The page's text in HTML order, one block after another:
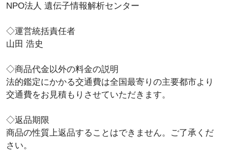
DNA鑑定検査一覧
DNA鑑定の品目一覧
個人鑑定
兄弟姉妹鑑定
同一人鑑定
血液鑑定
NPO法人 遺伝子情報解析センター
◇運営統括責任者
山田 浩史
◇商品代金以外の料金の説明
法的鑑定にかかる交通費は全国最寄りの主要都市より
交通費をお見積もりさせていただきます。
◇返品期限
商品の性質上返品することはできません。ご了承くだ
さい。